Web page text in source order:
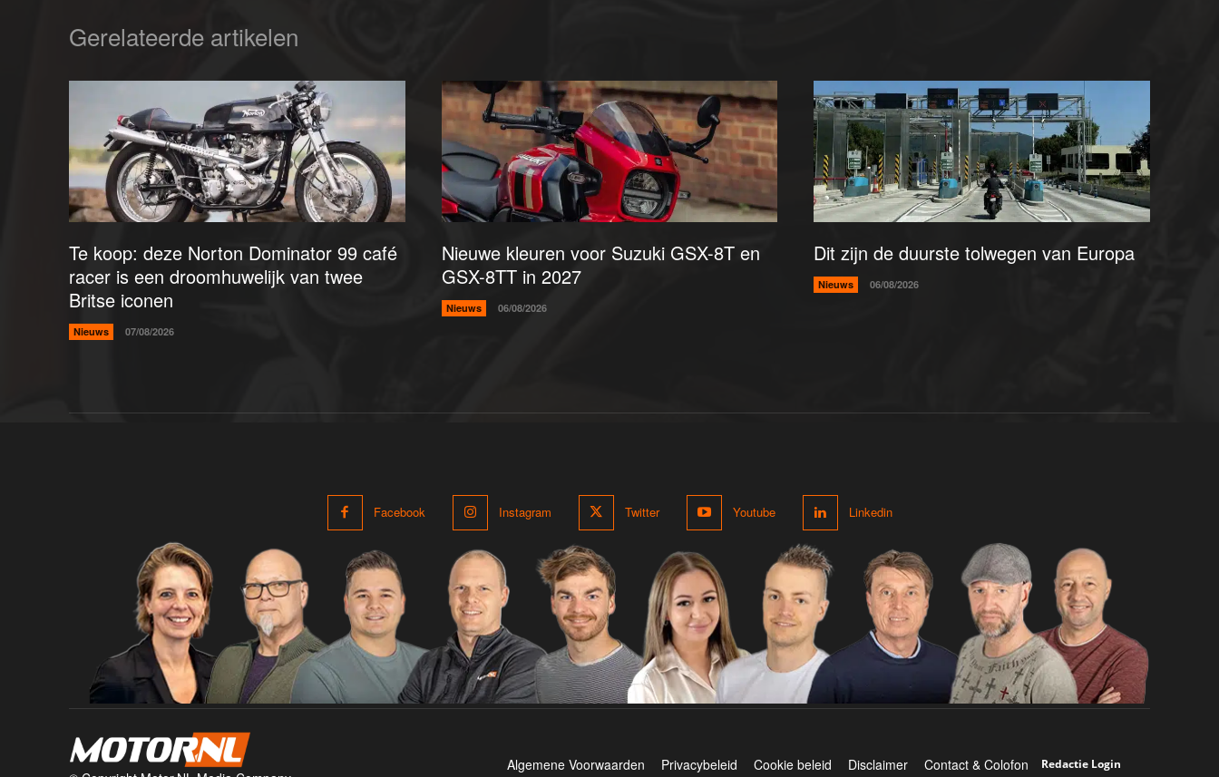
Gerelateerde artikelen
Te koop: deze Norton Dominator 99 café
racer is een droomhuwelijk van twee
Britse iconen
Nieuws 07/08/2026
Nieuwe kleuren voor Suzuki GSX-8T en
GSX-8TT in 2027
Nieuws 06/08/2026
Dit zijn de duurste tolwegen van Europa
Nieuws 06/08/2026
Facebook Instagram Twitter Youtube Linkedin
Algemene Voorwaarden Privacybeleid Cookie beleid Disclaimer Contact & Colofon Redactie Login